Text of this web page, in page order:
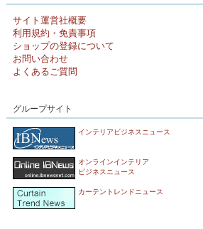
サイト運営社概要
利用規約・免責事項
ショップの登録について
お問い合わせ
よくあるご質問
グループサイト
インテリアビジネスニュース
オンラインインテリア
ビジネスニュース
カーテントレンドニュース